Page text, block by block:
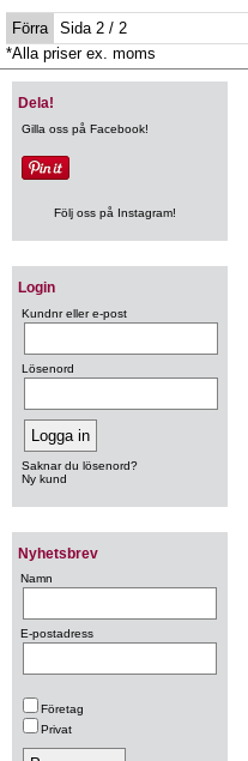
Förra
Sida 2 / 2
*Alla priser ex. moms
Login
Kundnr eller e-post
Lösenord
Saknar du lösenord?
Ny kund
Nyhetsbrev
Namn
E-postadress
Företag
Privat
Dela!
Gilla oss på Facebook!
Följ oss på Instagram!